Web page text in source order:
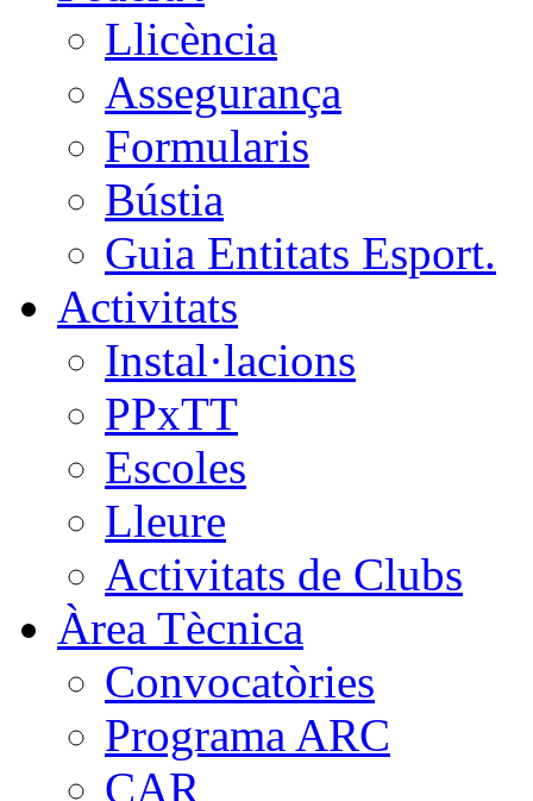
Llicència
Assegurança
Formularis
Bústia
Guia Entitats Esport.
Activitats
Instal·lacions
PPxTT
Escoles
Lleure
Activitats de Clubs
Àrea Tècnica
Convocatòries
Programa ARC
CAR